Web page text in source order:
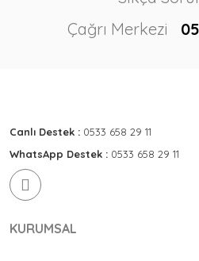
Çağrı Merkezi
Canlı Destek : 0533 658 29 11
WhatsApp Destek : 0533 658 29 11
KURUMSAL